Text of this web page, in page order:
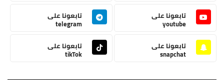
تابعونا على
youtube
تابعونا على
telegram
تابعونا على
snapchat
تابعونا على
tikTok